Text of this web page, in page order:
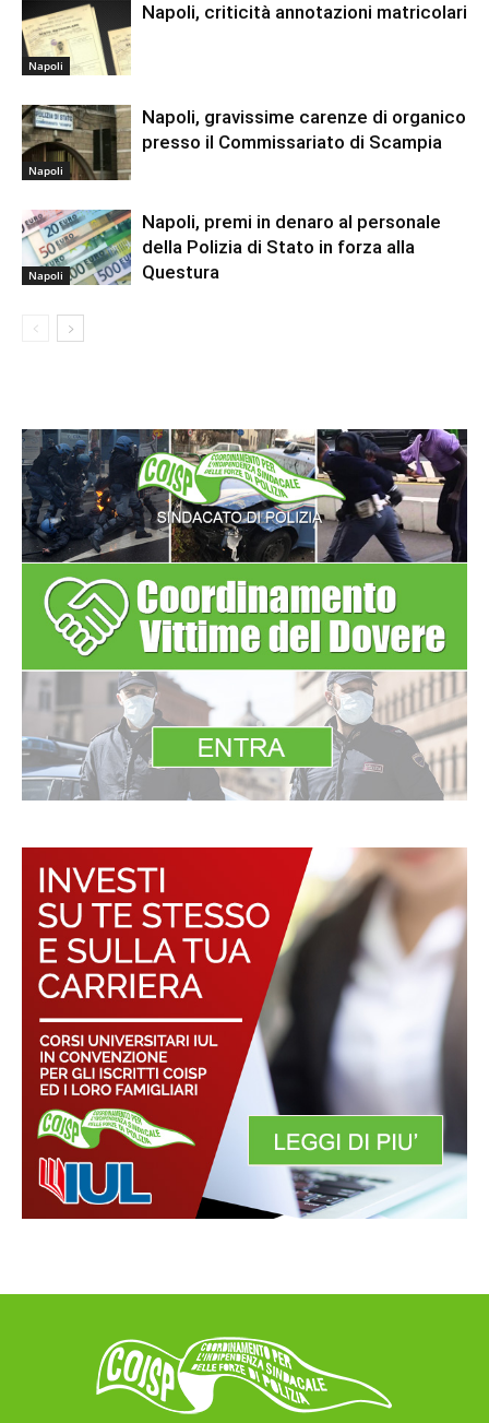
Napoli
Napoli, criticità annotazioni matricolari
Napoli
Napoli, gravissime carenze di organico
presso il Commissariato di Scampia
Napoli
Napoli, premi in denaro al personale
della Polizia di Stato in forza alla
Questura